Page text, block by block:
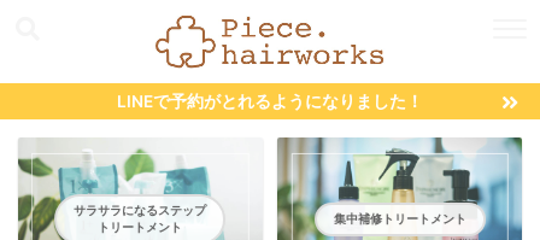
LINEで予約がとれるようになりました！
サラサラになるステップ
トリートメント
集中補修トリートメント